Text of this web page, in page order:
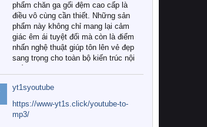
phẩm chăn ga gối đệm cao cấp là
điều vô cùng cần thiết. Những sản
phẩm này không chỉ mang lại cảm
giác êm ái tuyệt đối mà còn là điểm
nhấn nghệ thuật giúp tôn lên vẻ đẹp
sang trọng cho toàn bộ kiến trúc nội
Tuy nhiên, giữa thị trường đa dạng
với vô vàn thương hiệu và mẫu mã
như hiện nay, làm thế nào để chọn
được những bộ chăn ga gối đệm cao
yt1syoutube
https://www-yt1s.click/youtube-to-
mp3/